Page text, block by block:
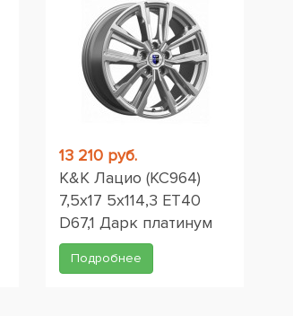
13 210 руб.
K&K Лацио (КС964)
7,5x17 5x114,3 ET40
D67,1 Дарк платинум
Подробнее